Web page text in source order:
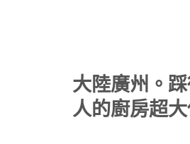
大陸廣州。
人的廚房超